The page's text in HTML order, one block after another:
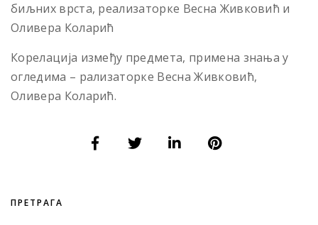
биљних врста, реализаторке Весна Живковић и
Оливера Коларић
Корелација између предмета, примена знања у
огледима – рализаторке Весна Живковић,
Оливера Коларић.
ПРЕТРАГА